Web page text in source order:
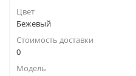
Цвет
Бежевый
Стоимость доставки
0
Модель